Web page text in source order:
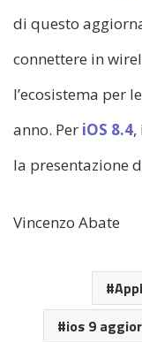
di questo
connettere in
l’ecosistema per
anno. Per iOS 8.4,
la presentazione
Vincenzo Abate
ios 9